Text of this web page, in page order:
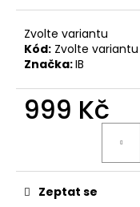
Zvolte variantu
Kód: Zvolte variantu
Značka:IB
999 Kč
Zeptat se
e
DÁMSKÉ
LAKOVANÉ
SANDÁLY
NA
PODPATKU
20
ČERNÉ